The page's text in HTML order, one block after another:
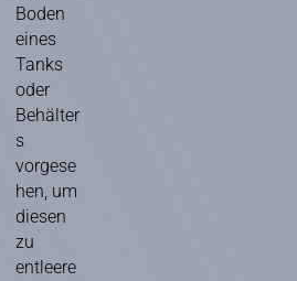
Boden
eines
Tanks
oder
Behälter
s
vorgese
hen, um
diesen
zu
entleere